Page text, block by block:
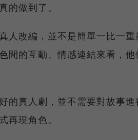
的做到了。
人改編，並不是簡單一比一
間的互動、情感連結來看，
的真人劇，並不需要對故事
再現角色。